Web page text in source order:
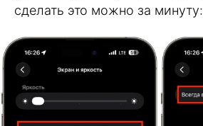
сделать это можно за минуту: